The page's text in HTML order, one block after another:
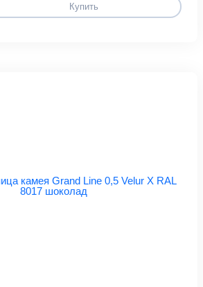
Купить